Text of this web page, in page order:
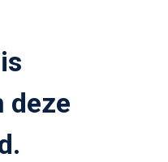
deze